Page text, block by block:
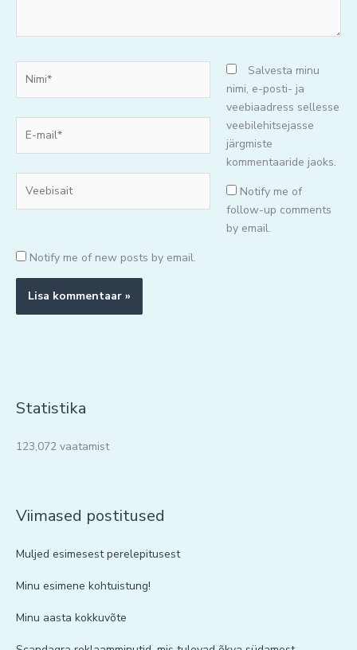
mail*
Salvesta minu
nimi, e-posti- ja
veebiaadress sellesse
veebilehitsejasse
järgmiste
kommentaaride jaoks.
Notify me of
follow-up comments
by email.
Notify me of new posts by email.
Statistika
123,072 vaatamist
Viimased postitused
Muljed esimesest perelepitusest
Minu esimene kohtuistung!
Minu aasta kokkuvõte